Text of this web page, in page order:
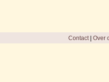
Contact| Over